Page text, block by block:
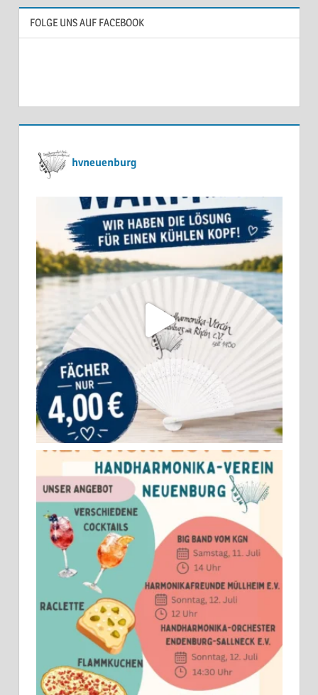
FOLGE UNS AUF FACEBOOK
hvneuenburg